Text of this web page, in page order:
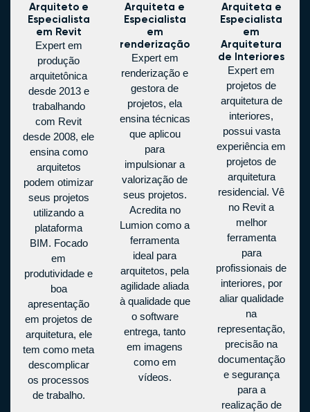
Arquiteto e
Especialista
em Revit
Expert em
produção
arquitetônica
desde 2013 e
trabalhando
com Revit
desde 2008, ele
ensina como
arquitetos
podem otimizar
seus projetos
utilizando a
plataforma
BIM. Focado
em
produtividade e
boa
apresentação
em projetos de
arquitetura, ele
tem como meta
descomplicar
os processos
de trabalho.
Arquiteta e
Especialista
em
renderização
Expert em
renderização e
gestora de
projetos, ela
ensina técnicas
que aplicou
para
impulsionar a
valorização de
seus projetos.
Acredita no
Lumion como a
ferramenta
ideal para
arquitetos, pela
agilidade aliada
à qualidade que
o software
entrega, tanto
em imagens
como em
vídeos.
Arquiteta e
Especialista
em
Arquitetura
de Interiores
Expert em
projetos de
arquitetura de
interiores,
possui vasta
experiência em
projetos de
arquitetura
residencial. Vê
no Revit a
melhor
ferramenta
para
profissionais de
interiores, por
aliar qualidade
na
representação,
precisão na
documentação
e segurança
para a
realização de